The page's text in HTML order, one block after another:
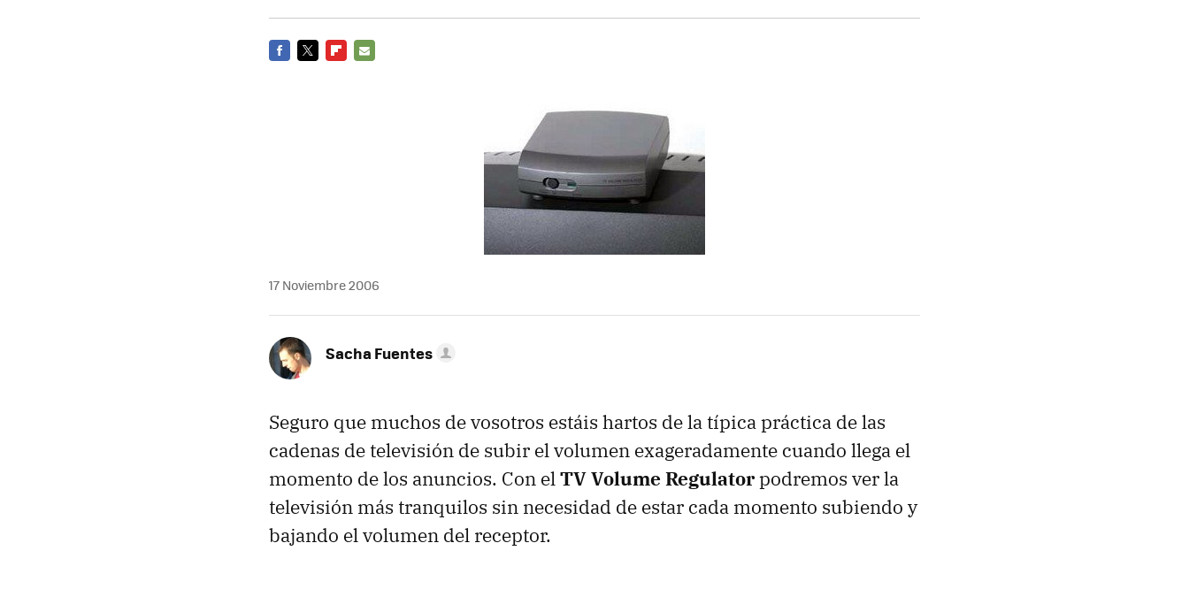
17 Noviembre 2006
Sacha Fuentes
Seguro que muchos de vosotros estáis hartos de la típica práctica de las
cadenas de televisión de subir el volumen exageradamente cuando llega el
momento de los anuncios. Con elTV Volume Regulatorpodremos ver la
televisión más tranquilos sin necesidad de estar cada momento subiendo y
bajando el volumen del receptor.